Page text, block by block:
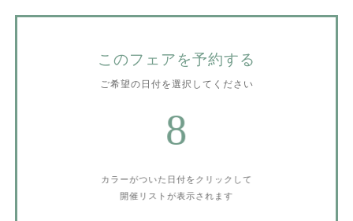
このフェアを予約する
ご希望の日付を選択してください
8
カラーがついた日付をクリックして
開催リストが表示されます